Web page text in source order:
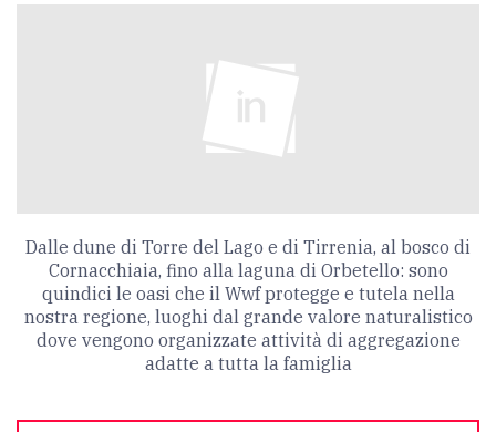
Dalle dune di Torre del Lago e di Tirrenia, al bosco di
Cornacchiaia, fino alla laguna di Orbetello: sono
quindici le oasi che il Wwf protegge e tutela nella
nostra regione, luoghi dal grande valore naturalistico
dove vengono organizzate attività di aggregazione
adatte a tutta la famiglia